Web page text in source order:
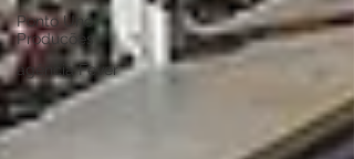
Ponto Uno
Produções
agência Fever